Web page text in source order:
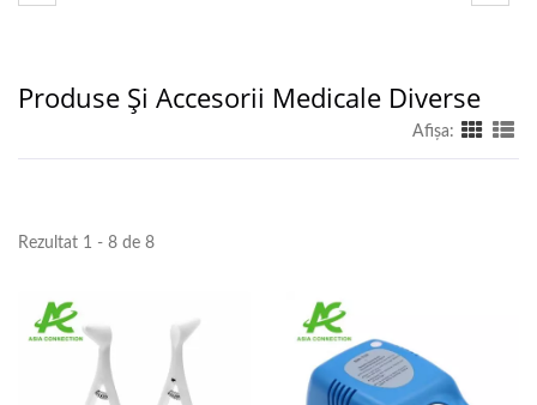
Produse Și Accesorii Medicale Diverse
Afişa:
Rezultat 1 - 8 de 8